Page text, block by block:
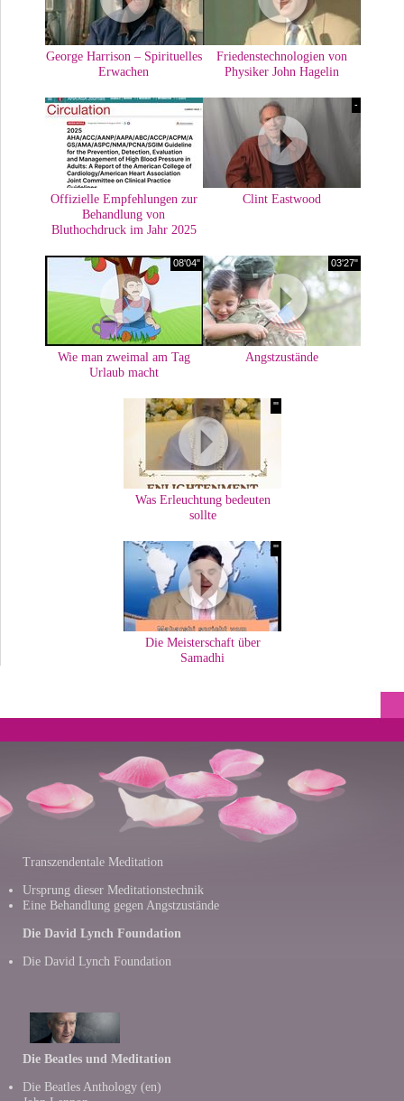
George Harrison – Spirituelles
Erwachen
Friedenstechnologien von
Physiker John Hagelin
Offizielle Empfehlungen zur
Behandlung von
Bluthochdruck im Jahr 2025
Clint Eastwood
-
Wie man zweimal am Tag
Urlaub macht
08'04"
Angstzustände
03'27"
Was Erleuchtung bedeuten
sollte
'"
Die Meisterschaft über
Samadhi
'"
Transzendentale Meditation
Ursprung dieser Meditationstechnik
Eine Behandlung gegen Angstzustände
Die David Lynch Foundation
Die David Lynch Foundation
Die Beatles und Meditation
Die Beatles Anthology (en)